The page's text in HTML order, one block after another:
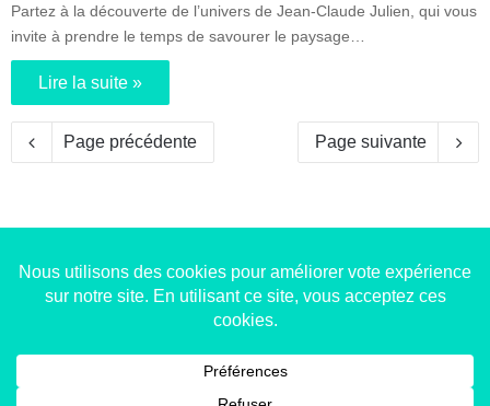
Partez à la découverte de l’univers de Jean-Claude Julien, qui vous
invite à prendre le temps de savourer le paysage…
Lire la suite »
Page précédente Page suivante
Copyright © 2014-2022Made in Marseille. Tous droits
mentions légales-
sommes-nous-annonceurs